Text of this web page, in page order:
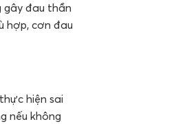
đau thần
hợp, cơn đau
hiện sai
nếu không